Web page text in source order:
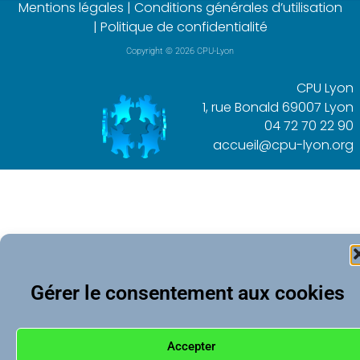
Gérer le consentement aux cookies
Accepter
Mentions légales | Conditions générales d’utilisation
| Politique de confidentialité
Copyright © 2026 CPU-Lyon
CPU Lyon
1, rue Bonald 69007 Lyon
04 72 70 22 90
accueil@cpu-lyon.org